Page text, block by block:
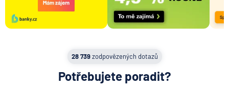
28 739zodpovězených dotazů
Potřebujete poradit?